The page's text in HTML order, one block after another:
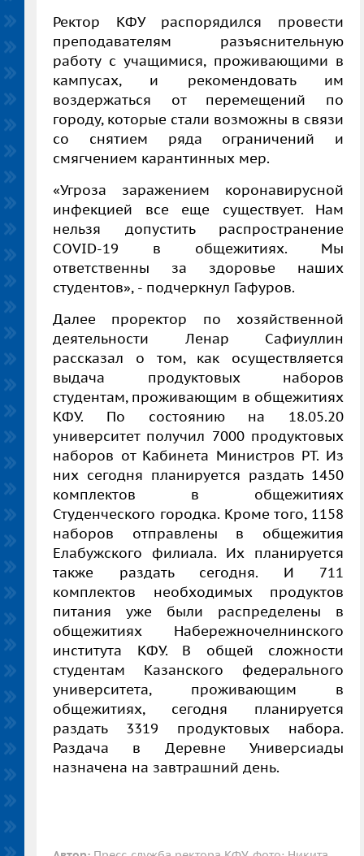
Ректор КФУ распорядился провести
преподавателям разъяснительную
работу с учащимися, проживающими в
кампусах, и рекомендовать им
воздержаться от перемещений по
городу, которые стали возможны в связи
со снятием ряда ограничений и
смягчением карантинных мер.
«Угроза заражением коронавирусной
инфекцией все еще существует. Нам
нельзя допустить распространение
COVID-19 в общежитиях. Мы
ответственны за здоровье наших
студентов», - подчеркнул Гафуров.
Далее проректор по хозяйственной
деятельности Ленар Сафиуллин
рассказал о том, как осуществляется
выдача продуктовых наборов
студентам, проживающим в общежитиях
КФУ. По состоянию на 18.05.20
университет получил 7000 продуктовых
наборов от Кабинета Министров РТ. Из
них сегодня планируется раздать 1450
комплектов в общежитиях
Студенческого городка. Кроме того, 1158
наборов отправлены в общежития
Елабужского филиала. Их планируется
также раздать сегодня. И 711
комплектов необходимых продуктов
питания уже были распределены в
общежитиях Набережночелнинского
института КФУ. В общей сложности
студентам Казанского федерального
университета, проживающим в
общежитиях, сегодня планируется
раздать 3319 продуктовых набора.
Раздача в Деревне Универсиады
назначена на завтрашний день.